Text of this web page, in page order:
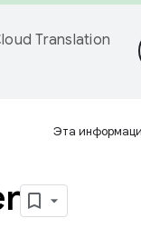
Translation
Эта